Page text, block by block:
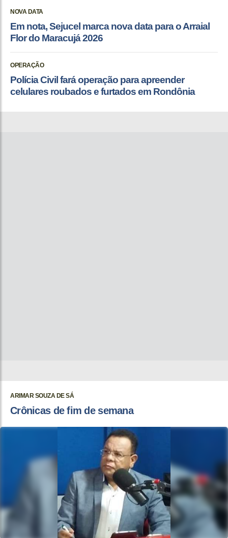
NOVA DATA
Em nota, Sejucel marca nova data para o Arraial
Flor do Maracujá 2026
OPERAÇÃO
Polícia Civil fará operação para apreender
celulares roubados e furtados em Rondônia
ARIMAR SOUZA DE SÁ
Crônicas de fim de semana